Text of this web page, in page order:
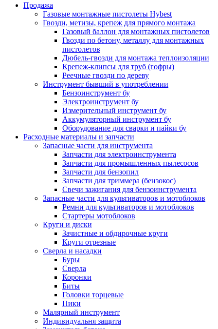
Продажа
Газовые монтажные пистолеты Hybest
Гвозди, метизы, крепеж для прямого монтажа
Газовый баллон для монтажных пистолетов
Гвозди по бетону, металлу для монтажных
пистолетов
Дюбель-гвозди для монтажа теплоизоляции
Крепеж-клипсы для труб (гофры)
Реечные гвозди по дереву
Инструмент бывший в употреблении
Бензоинструмент бу
Электроинструмент бу
Измерительный инструмент бу
Аккумуляторный инструмент бу
Оборудование для сварки и пайки бу
Расходные материалы и запчасти
Запасные части для инструмента
Запчасти для электроинструмента
Запчасти для промышленных пылесосов
Запчасти для бензопил
Запчасти для триммера (бензокос)
Свечи зажигания для бензоинструмента
Запасные части для культиваторов и мотоблоков
Ремни для культиваторов и мотоблоков
Стартеры мотоблоков
Круги и диски
Зачистные и обдирочные круги
Круги отрезные
Сверла и насадки
Буры
Сверла
Коронки
Биты
Головки торцевые
Пики
Малярный инструмент
Индивидуальня защита